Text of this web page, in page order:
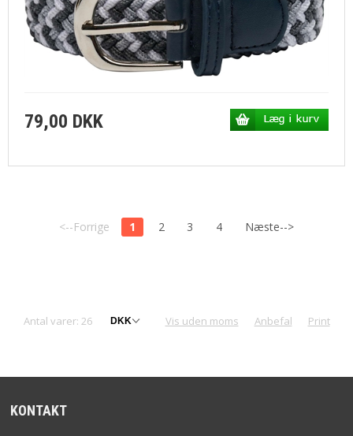
79,00 DKK
<--Forrige 1 2 3 4 Næste-->
Antal varer: 26 Vis uden moms Anbefal Print
KONTAKT